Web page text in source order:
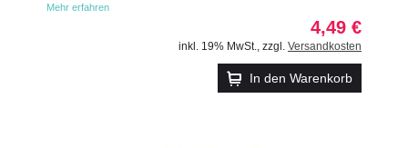
Mehr erfahren
4,49 €
inkl. 19% MwSt. zzgl. Versandkosten
In den Warenkorb